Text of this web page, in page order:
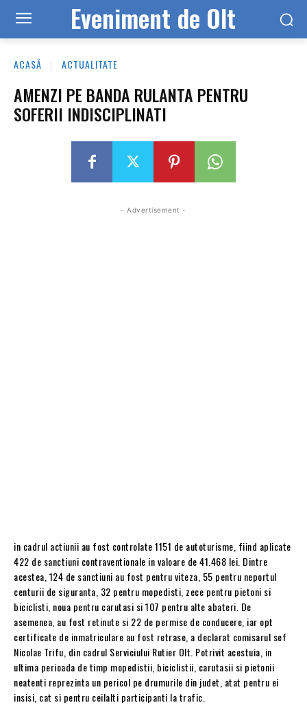
Eveniment de Olt
ACASĂ ACTUALITATE
AMENZI PE BANDA RULANTA PENTRU
SOFERII INDISCIPLINATI
- Advertisement -
in cadrul actiunii au fost controlate 1151 de autoturisme, fiind aplicate
422 de sanctiuni contraventionale in valoare de 41.468 lei. Dintre
acestea, 124 de sanctiuni au fost pentru viteza, 55 pentru neportul
centurii de siguranta, 32 pentru mopedisti, zece pentru pietoni si
biciclisti, noua pentru carutasi si 107 pentru alte abateri. De
asemenea, au fost retinute si 22 de permise de conducere, iar opt
certificate de inmatriculare au fost retrase, a declarat comisarul sef
Nicolae Trifu, din cadrul Serviciului Rutier Olt. Potrivit acestuia, in
ultima perioada de timp mopedistii, biciclistii, carutasii si pietonii
neatenti reprezinta un pericol pe drumurile din judet, atat pentru ei
insisi, cat si pentru ceilalti participanti la trafic.